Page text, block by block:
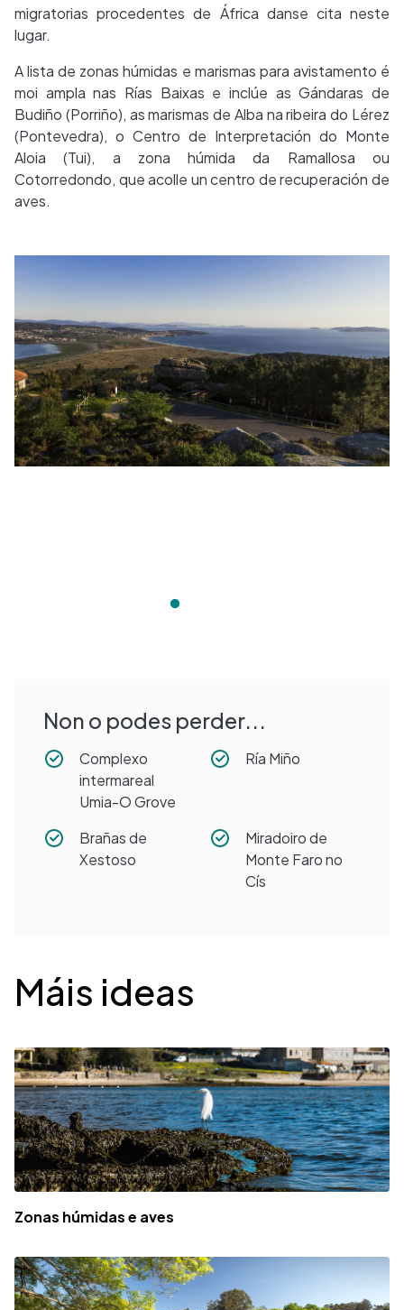
migratorias procedentes de África danse cita neste
lugar.
A lista de zonas húmidas e marismas para avistamento é
moi ampla nas Rías Baixas e inclúe as Gándaras de
Budiño (Porriño), as marismas de Alba na ribeira do Lérez
(Pontevedra), o Centro de Interpretación do Monte
Aloia (Tui), a zona húmida da Ramallosa ou
Cotorredondo, que acolle un centro de recuperación de
aves.
Non o podes perder...
Complexo
intermareal
Umia-O Grove
Ría Miño
Brañas de
Xestoso
Miradoiro de
Monte Faro no
Cís
Desplegable
Máis ideas
Zonas húmidas e aves